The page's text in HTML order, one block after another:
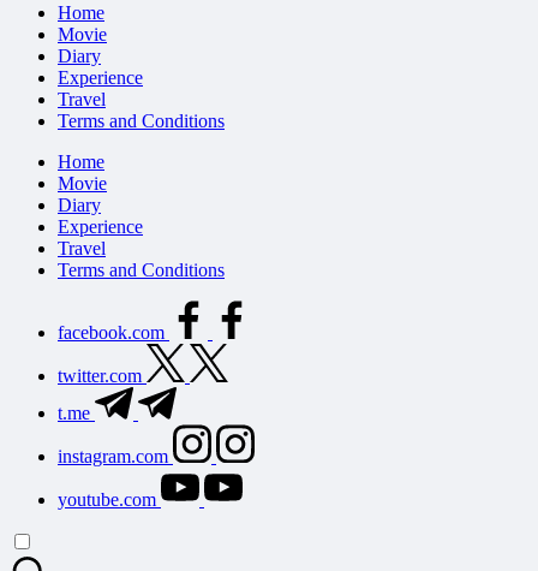
Home
Movie
Diary
Experience
Travel
Terms and Conditions
Home
Movie
Diary
Experience
Travel
Terms and Conditions
facebook.com
twitter.com
t.me
instagram.com
youtube.com